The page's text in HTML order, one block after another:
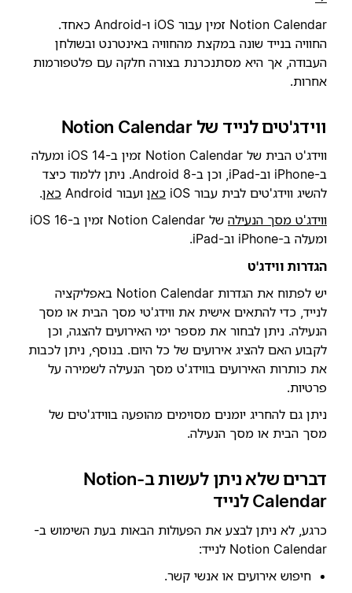
Notion Calendar זמין עבור iOS ו-Android כאחד.
החוויה בנייד שונה במקצת מהחוויה באינטרנט ובשולחן
העבודה, אך היא מסתנכרנת בצורה חלקה עם פלטפורמות
אחרות.
ווידג'טים לנייד של Notion Calendar
ווידג'ט הבית של Notion Calendar זמין ב-iOS 14 ומעלה
ב-iPhone וב-iPad, וכן ב-Android 8. ניתן ללמוד כיצד
להשיג ווידג'טים לבית עבור iOS
כאן ועבור Android כאן.
ווידג'ט מסך הנעילה
של Notion Calendar זמין ב-iOS 16
ומעלה ב-iPhone וב-iPad.
הגדרות ווידג'ט
יש לפתוח את הגדרות Notion Calendar באפליקציה
לנייד, כדי להתאים אישית את ווידג'טי מסך הבית או מסך
הנעילה. ניתן לבחור את מספר ימי האירועים להצגה, וכן
לקבוע האם להציג אירועים של כל היום. בנוסף, ניתן לכבות
את כותרות האירועים בווידג'ט מסך הנעילה לשמירה על
פרטיות.
ניתן גם להחריג יומנים מסוימים מהופעה בווידג'טים של
מסך הבית או מסך הנעילה.
דברים שלא ניתן לעשות ב-Notion
Calendar לנייד
כרגע, לא ניתן לבצע את הפעולות הבאות בעת השימוש ב-
Notion Calendar לנייד:
חיפוש אירועים או אנשי קשר.